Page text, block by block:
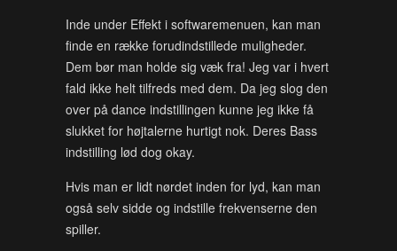
Inde under Effekt i softwaremenuen, kan man
finde en række forudindstillede muligheder.
Dem bør man holde sig væk fra! Jeg var i hvert
fald ikke helt tilfreds med dem. Da jeg slog den
over på dance indstillingen kunne jeg ikke få
slukket for højtalerne hurtigt nok. Deres Bass
indstilling lød dog okay.
Hvis man er lidt nørdet inden for lyd, kan man
også selv sidde og indstille frekvenserne den
spiller.